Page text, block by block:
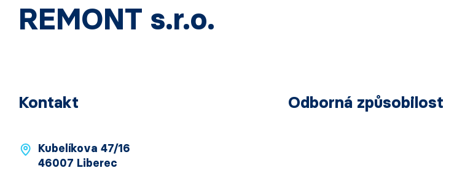
REMONT s.r.o.
Kontakt
Kubelíkova 47/16
46007 Liberec
Odborná způsobilost